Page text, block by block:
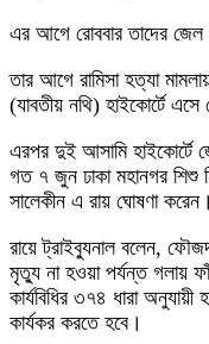
এর আগে রোববার তাদের
তার আগে রামিসা হত্যা
(যাবতীয় নথি) হাইকোর্টে
এরপর দুই আসামি হাইকোর্টে
গত ৭ জুন ঢাকা মহানগর শিশু
সালেকীন এ রায় ঘোষণা করেন।
রায়ে ট্রাইব্যুনাল বলেন,
মৃত্যু না হওয়া পর্যন্ত গলায়
কার্যবিধির ৩৭৪ ধারা
কার্যকর করতে হবে।